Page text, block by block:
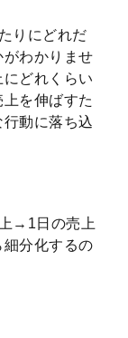
りにどれだ
わかりませ
どれくらい
を伸ばすた
動に落ち込
→1日の売上
分化するの